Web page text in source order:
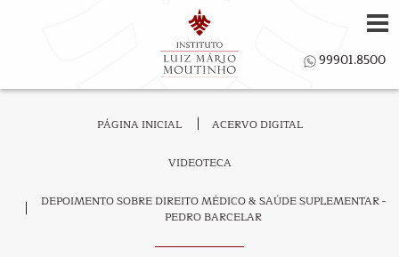
PÁGINA INICIAL ACERVO DIGITAL
VIDEOTECA
DEPOIMENTO SOBRE DIREITO MÉDICO & SAÚDE SUPLEMENTAR -
PEDRO BARCELAR